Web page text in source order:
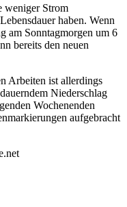
weniger Strom
haben. Wenn
am Sonntagmorgen um 6
bereits den neuen
Arbeiten ist aller­dings
Nie­derschlag
Wochenenden
aufgebracht